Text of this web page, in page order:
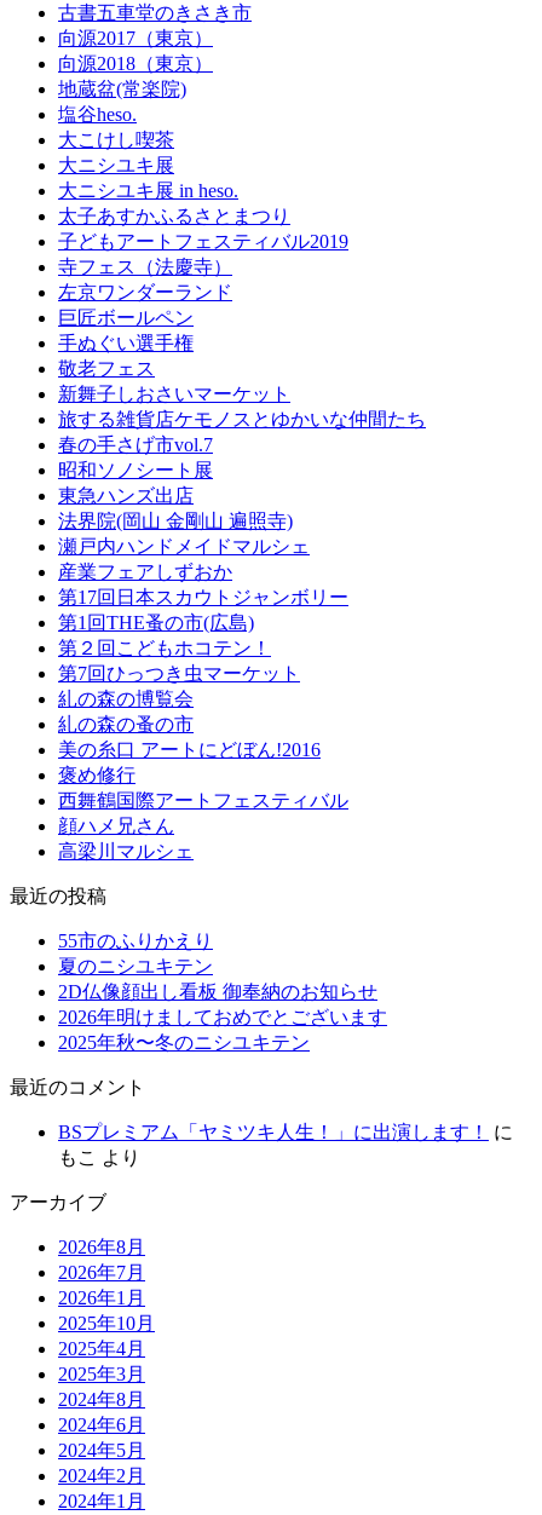
古書五車堂のきさき市
向源2017（東京）
向源2018（東京）
地蔵盆(常楽院)
塩谷heso.
大こけし喫茶
大ニシユキ展
大ニシユキ展 in heso.
太子あすかふるさとまつり
子どもアートフェスティバル2019
寺フェス（法慶寺）
左京ワンダーランド
巨匠ボールペン
手ぬぐい選手権
敬老フェス
新舞子しおさいマーケット
旅する雑貨店ケモノスとゆかいな仲間たち
春の手さげ市vol.7
昭和ソノシート展
東急ハンズ出店
法界院(岡山 金剛山 遍照寺)
瀬戸内ハンドメイドマルシェ
産業フェアしずおか
第17回日本スカウトジャンボリー
第1回THE蚤の市(広島)
第２回こどもホコテン！
第7回ひっつき虫マーケット
糺の森の博覧会
糺の森の蚤の市
美の糸口 アートにどぼん!2016
褒め修行
西舞鶴国際アートフェスティバル
顔ハメ兄さん
高梁川マルシェ
最近の投稿
55市のふりかえり
夏のニシユキテン
2D仏像顔出し看板 御奉納のお知らせ
2026年明けましておめでとございます
2025年秋〜冬のニシユキテン
最近のコメント
BSプレミアム「ヤミツキ人生！」に出演します！
に
もこ より
アーカイブ
2026年8月
2026年7月
2026年1月
2025年10月
2025年4月
2025年3月
2024年8月
2024年6月
2024年5月
2024年2月
2024年1月